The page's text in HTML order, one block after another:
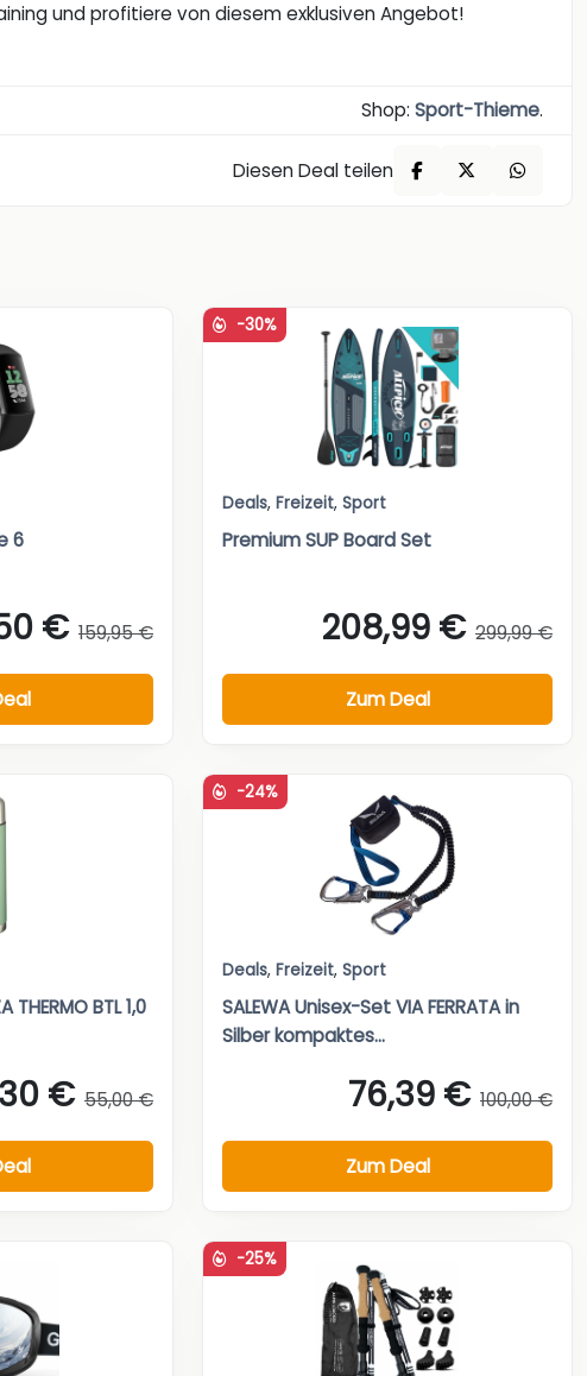
und profitiere von diesem exklusiven Angebot!
Shop: Sport-Thieme.
Diesen Deal teilen
6
€ 159,95 €
-30%
Deals, Freizeit, Sport
Premium SUP Board Set
208,99 € 299,99 €
Zum Deal
THERMO BTL 1,0
€ 55,00 €
-24%
Deals, Freizeit, Sport
SALEWA Unisex-Set VIA FERRATA in
Silber kompaktes...
76,39 € 100,00 €
Zum Deal
-25%